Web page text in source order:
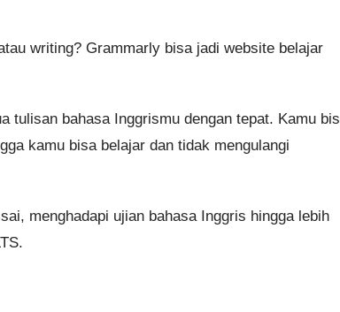
writing? Grammarly bisa jadi website belajar
tulisan bahasa Inggrismu dengan tepat. Kamu
kamu bisa belajar dan tidak mengulangi
menghadapi ujian bahasa Inggris hingga lebih